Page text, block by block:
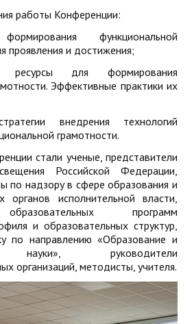
работы Конференции:
функциональной
проявления и достижения;
ресурсы для формирования
Эффективные практики их
внедрения технологий
грамотности.
стали ученые, представители
Российской Федерации,
по надзору в сфере образования и
органов исполнительной власти,
программ
и образовательных структур,
по направлению «Образование и
науки», руководители
организаций, методисты, учителя.